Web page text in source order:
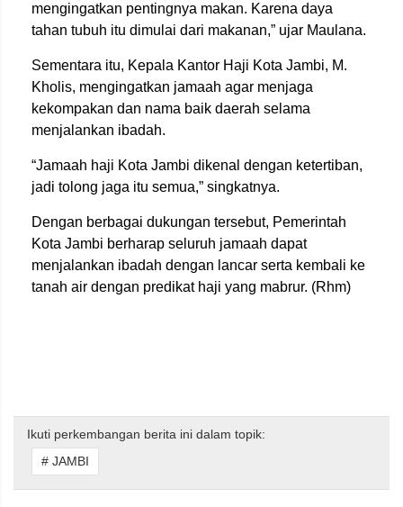
mengingatkan pentingnya makan. Karena daya
tahan tubuh itu dimulai dari makanan,” ujar Maulana.
Sementara itu, Kepala Kantor Haji Kota Jambi, M.
Kholis, mengingatkan jamaah agar menjaga
kekompakan dan nama baik daerah selama
menjalankan ibadah.
“Jamaah haji Kota Jambi dikenal dengan ketertiban,
jadi tolong jaga itu semua,” singkatnya.
Dengan berbagai dukungan tersebut, Pemerintah
Kota Jambi berharap seluruh jamaah dapat
menjalankan ibadah dengan lancar serta kembali ke
tanah air dengan predikat haji yang mabrur. (Rhm)
Ikuti perkembangan berita ini dalam topik:
# JAMBI